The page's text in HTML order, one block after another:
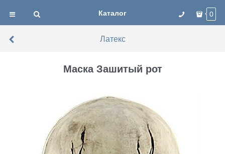
Каталог 0
Латекс
Маска Зашитый рот